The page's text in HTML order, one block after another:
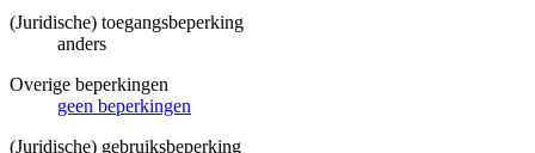
(Juridische) toegangsbeperking
anders
Overige beperkingen
geen beperkingen
(Juridische) gebruiksbeperking